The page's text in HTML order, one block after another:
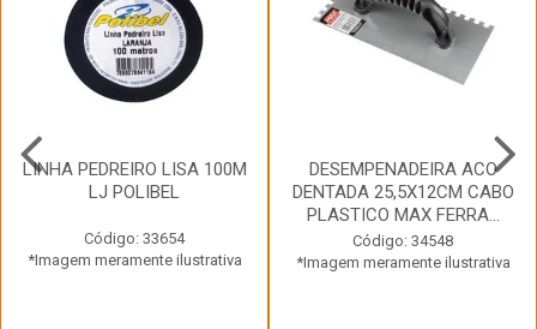
LINHA PEDREIRO LISA 100M
LJ POLIBEL
Código: 33654
*Imagem meramente ilustrativa
DESEMPENADEIRA ACO
DENTADA 25,5X12CM CABO
PLASTICO MAX FERRA...
Código: 34548
*Imagem meramente ilustrativa